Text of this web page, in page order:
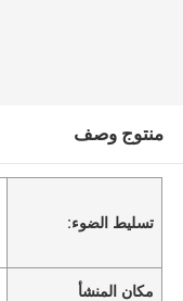
منتوج وصف
تسليط الضوء:
مكان المنشأ